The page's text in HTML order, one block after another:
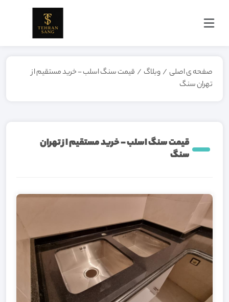
صفحه ی اصلی / وبلاگ / قیمت سنگ اسلب - خرید مستقیم از
تهران سنگ
قیمت سنگ اسلب - خرید مستقیم از تهران
سنگ